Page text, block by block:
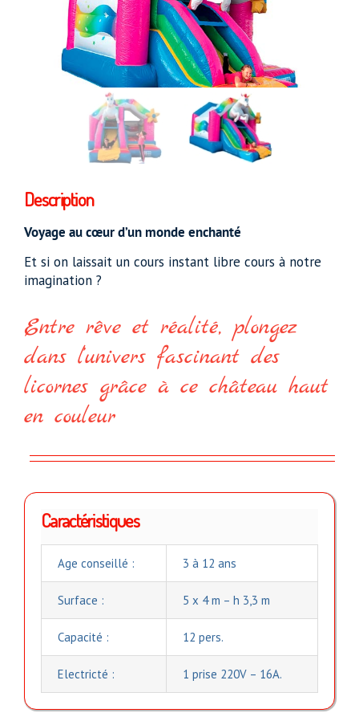
Description
Voyage au cœur d’un monde enchanté
Et si on laissait un cours instant libre cours à notre
imagination ?
Entre rêve et réalité, plongez
dans l’univers fascinant des
licornes grâce à ce château haut
en couleur
Caractéristiques
Age conseillé : 3 à 12 ans
Surface : 5 x 4 m – h 3,3 m
Capacité : 12 pers.
Electricté : 1 prise 220V – 16A.